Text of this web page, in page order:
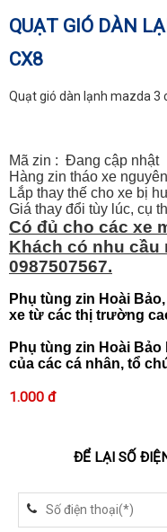
QUẠT GIÓ DÀN
CX8
Quạt gió dàn lạnh mazda 3
Mã zin : Đang cập nhật
Hàng zin tháo xe
Lắp thay thế cho xe bị
Giá thay đổi tùy lúc, cụ
Có đủ cho các xe
Khách có nhu cầu
0987507567.
Phụ tùng zin Hoài
xe từ các thị trường
Phụ tùng zin Hoài
của các cá nhân, tổ
1.000 đ
ĐỂ LẠI SỐ